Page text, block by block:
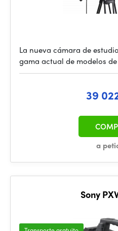
La nueva cámara de
gama actual de modelos
39
a
Sony